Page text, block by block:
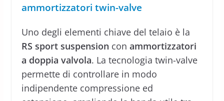
ammortizzatori twin-valve
Uno degli elementi chiave del telaio è la
RS sport suspension con ammortizzatori
a doppia valvola. La tecnologia twin-valve
permette di controllare in modo
indipendente compressione ed